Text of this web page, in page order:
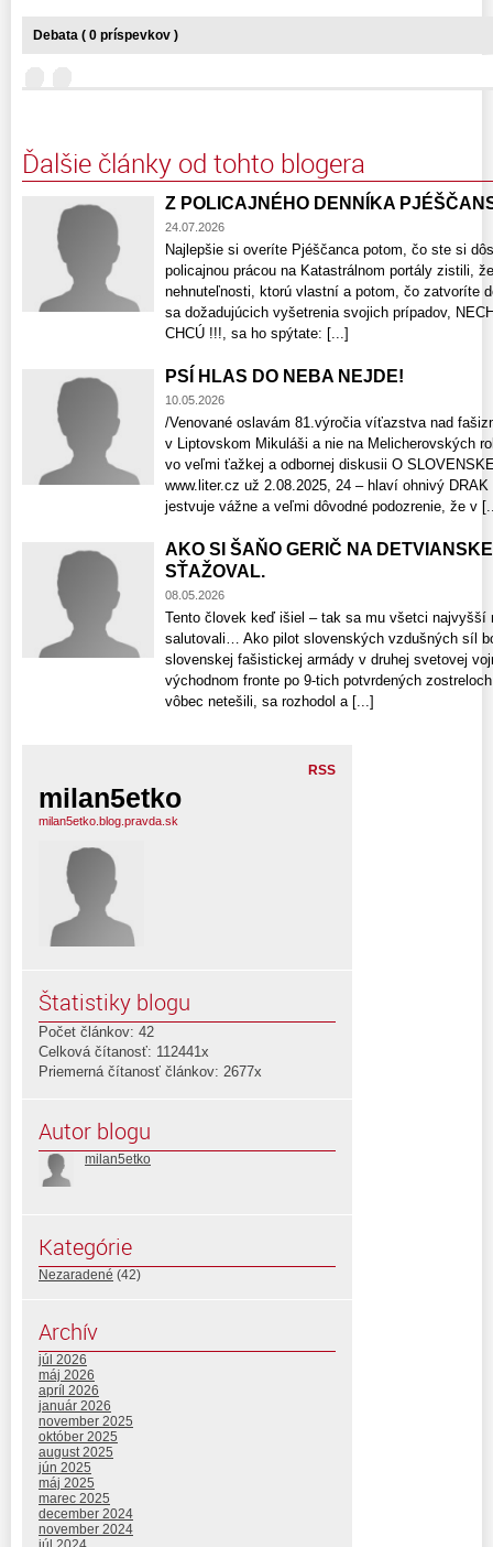
Debata ( 0 príspevkov )
Ďalšie články od tohto blogera
Z POLICAJNÉHO DENNÍKA
24.07.2026
Najlepšie si overíte Pjéščanca potom, čo ste si
policajnou prácou na Katastrálnom portály zistili,
nehnuteľnosti, ktorú vlastní a potom, čo zatvoríte
sa dožadujúcich vyšetrenia svojich prípadov,
CHCÚ !!!, sa ho spýtate: [...]
PSÍ HLAS DO NEBA NEJDE!
10.05.2026
/Venované oslavám 81.výročia víťazstva nad
v Liptovskom Mikuláši a nie na Melicherovských
vo veľmi ťažkej a odbornej diskusii O
www.liter.cz už 2.08.2025, 24 – hlaví ohnivý
jestvuje vážne a veľmi dôvodné podozrenie, že v
AKO SI ŠAŇO GERIČ NA
SŤAŽOVAL.
08.05.2026
Tento človek keď išiel – tak sa mu všetci najvyšší
salutovali… Ako pilot slovenských vzdušných síl
slovenskej fašistickej armády v druhej svetovej
východnom fronte po 9-tich potvrdených
vôbec netešili, sa rozhodol a [...]
RSS
milan5etko
milan5etko.blog.pravda.sk
Štatistiky blogu
Počet článkov: 42
Celková čítanosť: 112441x
Priemerná čítanosť článkov: 2677x
Autor blogu
milan5etko
Kategórie
Nezaradené (42)
Archív
júl 2026
máj 2026
apríl 2026
január 2026
november 2025
október 2025
august 2025
jún 2025
máj 2025
marec 2025
december 2024
november 2024